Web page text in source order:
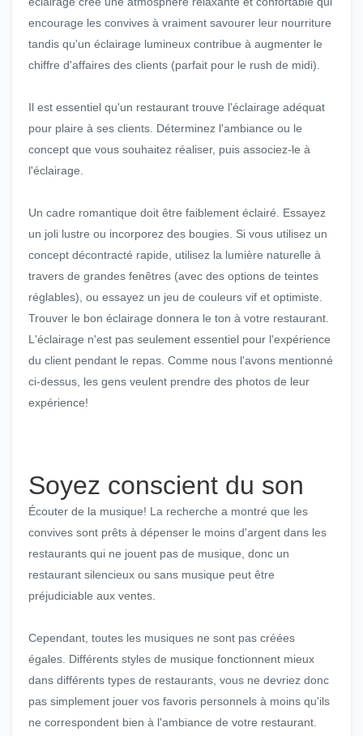
encourage les convives à vraiment savourer leur nourriture
tandis qu'un éclairage lumineux contribue à augmenter le
chiffre d'affaires des clients (parfait pour le rush de midi).
Il est essentiel qu'un restaurant trouve l'éclairage adéquat
pour plaire à ses clients. Déterminez l'ambiance ou le
concept que vous souhaitez réaliser, puis associez-le à
l'éclairage.
Un cadre romantique doit être faiblement éclairé. Essayez
un joli lustre ou incorporez des bougies. Si vous utilisez un
concept décontracté rapide, utilisez la lumière naturelle à
travers de grandes fenêtres (avec des options de teintes
réglables), ou essayez un jeu de couleurs vif et optimiste.
Trouver le bon éclairage donnera le ton à votre restaurant.
L'éclairage n'est pas seulement essentiel pour l'expérience
du client pendant le repas. Comme nous l'avons mentionné
ci-dessus, les gens veulent prendre des photos de leur
expérience!
Soyez conscient du son
Écouter de la musique! La recherche a montré que les
convives sont prêts à dépenser le moins d'argent dans les
restaurants qui ne jouent pas de musique, donc un
restaurant silencieux ou sans musique peut être
préjudiciable aux ventes.
Cependant, toutes les musiques ne sont pas créées
égales. Différents styles de musique fonctionnent mieux
dans différents types de restaurants, vous ne devriez donc
pas simplement jouer vos favoris personnels à moins qu'ils
ne correspondent bien à l'ambiance de votre restaurant.